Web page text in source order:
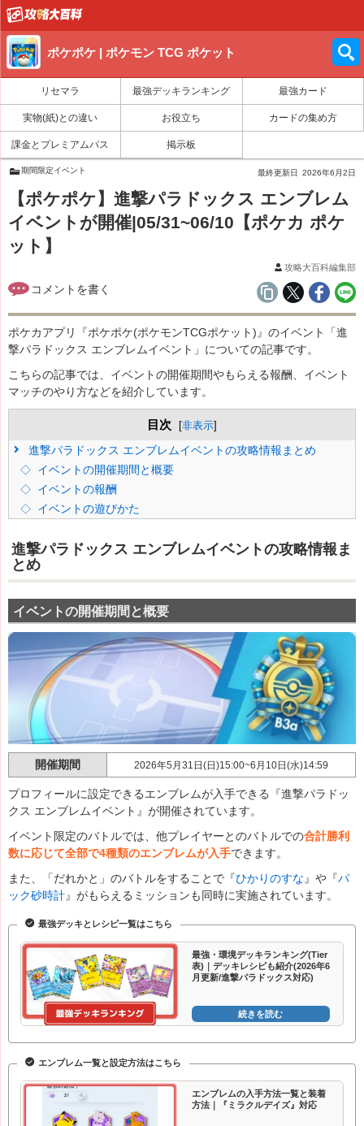
ポケポケ | ポケモン TCG ポケット
リセマラ 最強デッキランキング 最強カード
実物(紙)との違い お役立ち カードの集め方
課金とプレミアムパス 掲示板
期間限定イベント 最終更新日 2026年6月2日
【ポケポケ】進撃パラドックス エンブレム
イベントが開催|05/31~06/10【ポケカ ポケ
ット】
攻略大百科編集部
ポケカアプリ『ポケポケ(ポケモンTCGポケット)』のイベント「進
撃パラドックス エンブレムイベント」についての記事です。
こちらの記事では、イベントの開催期間やもらえる報酬、イベント
マッチのやり方などを紹介しています。
目次 [非表示]
進撃パラドックス エンブレムイベントの攻略情報まとめ
イベントの開催期間と概要
イベントの報酬
イベントの遊びかた
進撃パラドックス エンブレムイベントの攻略情報ま
とめ
イベントの開催期間と概要
開催期間 2026年5月31日(日)15:00~6月10日(水)14:59
プロフィールに設定できるエンブレムが入手できる『進撃パラドッ
クス エンブレムイベント』が開催されています。
イベント限定のバトルでは、他プレイヤーとのバトルでの合計勝利
数に応じて全部で4種類のエンブレムが入手できます。
また、「だれかと」のバトルをすることで『ひかりのすな 』や『パ
ック砂時計』がもらえるミッションも同時に実施されています。
最強デッキとレシピ一覧はこちら
最強・環境デッキランキング(Tier
表)｜デッキレシピも紹介(2026年6
月更新/進撃パラドックス対応)
続きを読む
エンブレム一覧と設定方法はこちら
エンブレムの入手方法一覧と装着
方法｜『ミラクルデイズ』対応